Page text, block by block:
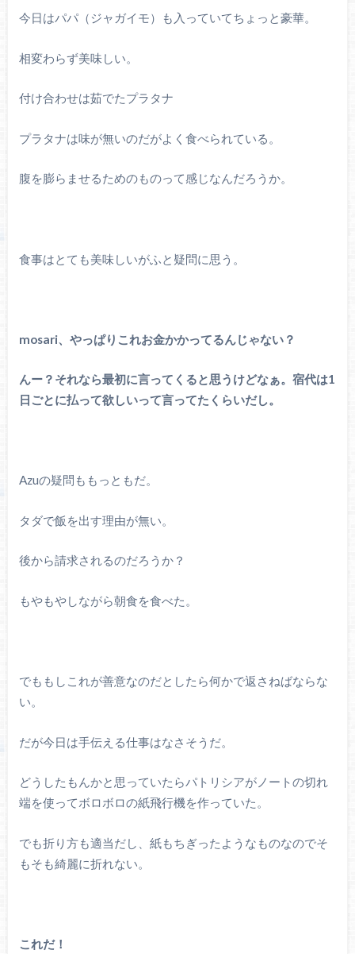
今日はパパ（ジャガイモ）も入っていてちょっと豪華。
相変わらず美味しい。
付け合わせは茹でたプラタナ
プラタナは味が無いのだがよく食べられている。
腹を膨らませるためのものって感じなんだろうか。
食事はとても美味しいがふと疑問に思う。
mosari、やっぱりこれお金かかってるんじゃない？
んー？それなら最初に言ってくると思うけどなぁ。宿代は1
日ごとに払って欲しいって言ってたくらいだし。
Azuの疑問ももっともだ。
タダで飯を出す理由が無い。
後から請求されるのだろうか？
もやもやしながら朝食を食べた。
でももしこれが善意なのだとしたら何かで返さねばならな
い。
だが今日は手伝える仕事はなさそうだ。
どうしたもんかと思っていたらパトリシアがノートの切れ
端を使ってボロボロの紙飛行機を作っていた。
でも折り方も適当だし、紙もちぎったようなものなのでそ
もそも綺麗に折れない。
これだ！